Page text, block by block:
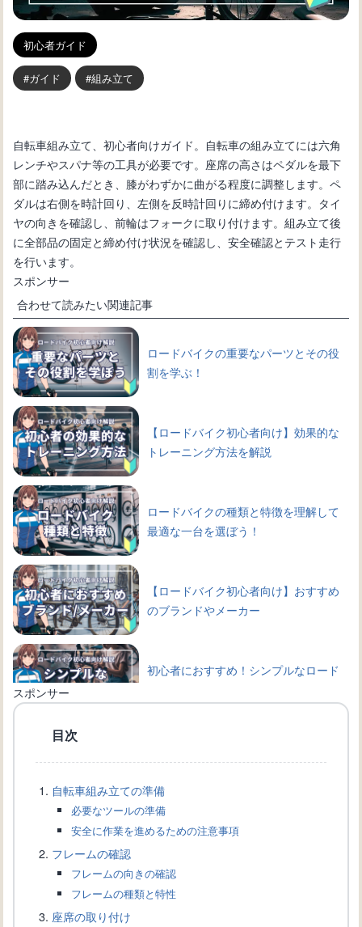
初心者ガイド
ガイド 組み立て
自転車組み立て、初心者向けガイド。自転車の組み立てには六角
レンチやスパナ等の工具が必要です。座席の高さはペダルを最下
部に踏み込んだとき、膝がわずかに曲がる程度に調整します。ペ
ダルは右側を時計回り、左側を反時計回りに締め付けます。タイ
ヤの向きを確認し、前輪はフォークに取り付けます。組み立て後
に全部品の固定と締め付け状況を確認し、安全確認とテスト走行
を行います。
スポンサー
合わせて読みたい関連記事
ロードバイクの重要なパーツとその役
割を学ぶ！
【ロードバイク初心者向け】効果的な
トレーニング方法を解説
ロードバイクの種類と特徴を理解して
最適な一台を選ぼう！
【ロードバイク初心者向け】おすすめ
のブランドやメーカー
初心者におすすめ！シンプルなロード
と選び方【初心者向け】
ロードバイクの乗り方や操作の基礎を
スポンサー
目次
自転車組み立ての準備
必要なツールの準備
安全に作業を進めるための注意事項
フレームの確認
フレームの向きの確認
フレームの種類と特性
座席の取り付け